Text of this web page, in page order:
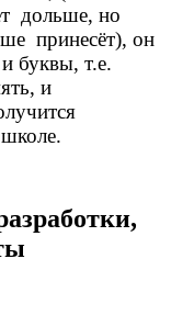
дольше, но
принесёт), он
буквы, т.е.
и